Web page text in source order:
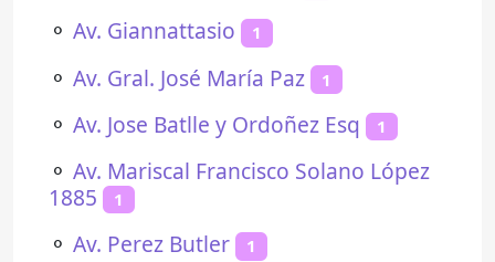
⚬ Av. Giannattasio 1
⚬ Av. Gral. José María Paz 1
⚬ Av. Jose Batlle y Ordoñez Esq 1
⚬ Av. Mariscal Francisco Solano López
1885
1
⚬ Av. Perez Butler 1